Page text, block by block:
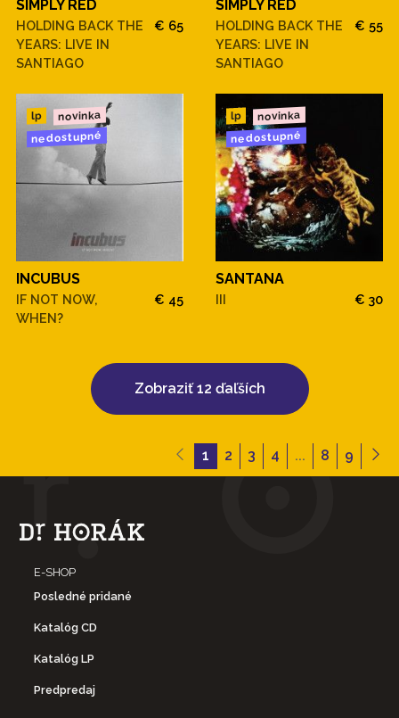
SIMPLY RED
HOLDING BACK THE
YEARS: LIVE IN
SANTIAGO
€ 65
SIMPLY RED
HOLDING BACK THE
YEARS: LIVE IN
SANTIAGO
€ 55
lp novinka
nedostupné
INCUBUS
IF NOT NOW,
WHEN?
€ 45
lp novinka
nedostupné
SANTANA
III € 30
Zobraziť 12 ďaľších
1 2 3 4 ... 8 9
E-SHOP
Posledné pridané
Katalóg CD
Katalóg LP
Predpredaj